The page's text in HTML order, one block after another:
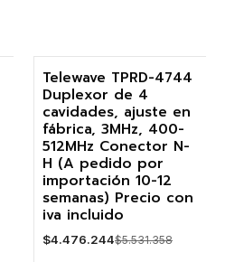
-19%
Agotado
Telewave TPRD-4744
Duplexor de 4
cavidades, ajuste en
fábrica, 3MHz, 400-
512MHz Conector N-
H (A pedido por
importación 10-12
semanas) Precio con
iva incluido
$4.476.244$5.531.358